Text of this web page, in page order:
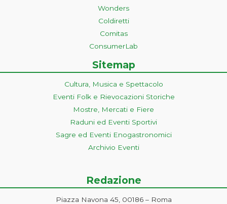
Wonders
Coldiretti
Comitas
ConsumerLab
Sitemap
Cultura, Musica e Spettacolo
Eventi Folk e Rievocazioni Storiche
Mostre, Mercati e Fiere
Raduni ed Eventi Sportivi
Sagre ed Eventi Enogastronomici
Archivio Eventi
Redazione
Piazza Navona 45, 00186 – Roma